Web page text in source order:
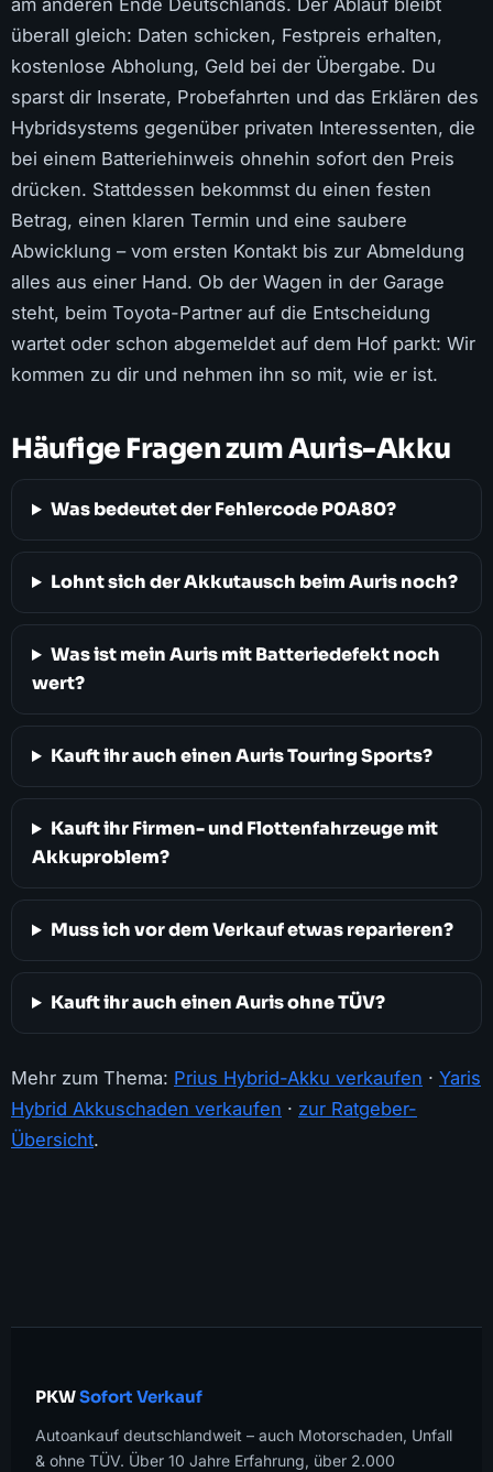
am anderen Ende Deutschlands. Der Ablauf bleibt
überall gleich: Daten schicken, Festpreis erhalten,
kostenlose Abholung, Geld bei der Übergabe. Du
sparst dir Inserate, Probefahrten und das Erklären des
Hybridsystems gegenüber privaten Interessenten, die
bei einem Batteriehinweis ohnehin sofort den Preis
drücken. Stattdessen bekommst du einen festen
Betrag, einen klaren Termin und eine saubere
Abwicklung – vom ersten Kontakt bis zur Abmeldung
alles aus einer Hand. Ob der Wagen in der Garage
steht, beim Toyota-Partner auf die Entscheidung
wartet oder schon abgemeldet auf dem Hof parkt: Wir
kommen zu dir und nehmen ihn so mit, wie er ist.
Häufige Fragen zum Auris-Akku
Was bedeutet der Fehlercode P0A80?
Lohnt sich der Akkutausch beim Auris noch?
Was ist mein Auris mit Batteriedefekt noch
wert?
Kauft ihr auch einen Auris Touring Sports?
Kauft ihr Firmen- und Flottenfahrzeuge mit
Akkuproblem?
Muss ich vor dem Verkauf etwas reparieren?
Kauft ihr auch einen Auris ohne TÜV?
Mehr zum Thema: Prius Hybrid-Akku verkaufen · Yaris
Hybrid Akkuschaden verkaufen · zur Ratgeber-
Übersicht.
PKWSofort Verkauf
Autoankauf deutschlandweit – auch Motorschaden, Unfall
& ohne TÜV. Über 10 Jahre Erfahrung, über 2.000